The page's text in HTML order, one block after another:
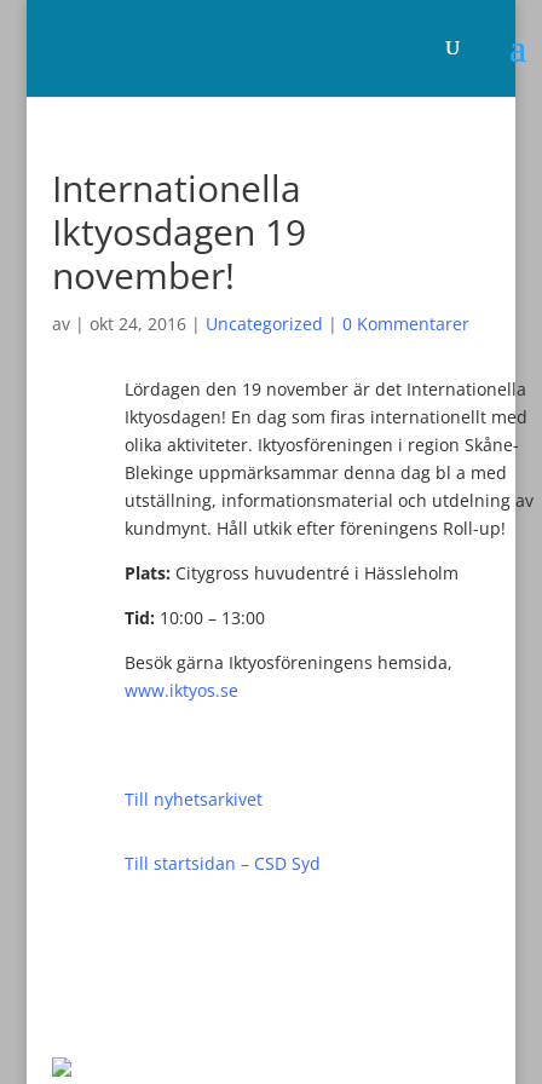
Internationella
Iktyosdagen 19
november!
av | okt 24, 2016| Uncategorized | 0 Kommentarer
Lördagen den 19 november är det Internationella
Iktyosdagen! En dag som firas internationellt med
olika aktiviteter. Iktyosföreningen i region Skåne-
Blekinge uppmärksammar denna dag bl a med
utställning, informationsmaterial och utdelning av
kundmynt. Håll utkik efter föreningens Roll-up!
Plats: Citygross huvudentré i Hässleholm
Tid: 10:00 – 13:00
Besök gärna Iktyosföreningens hemsida,
www.iktyos.se
Till nyhetsarkivet
Till startsidan – CSD Syd